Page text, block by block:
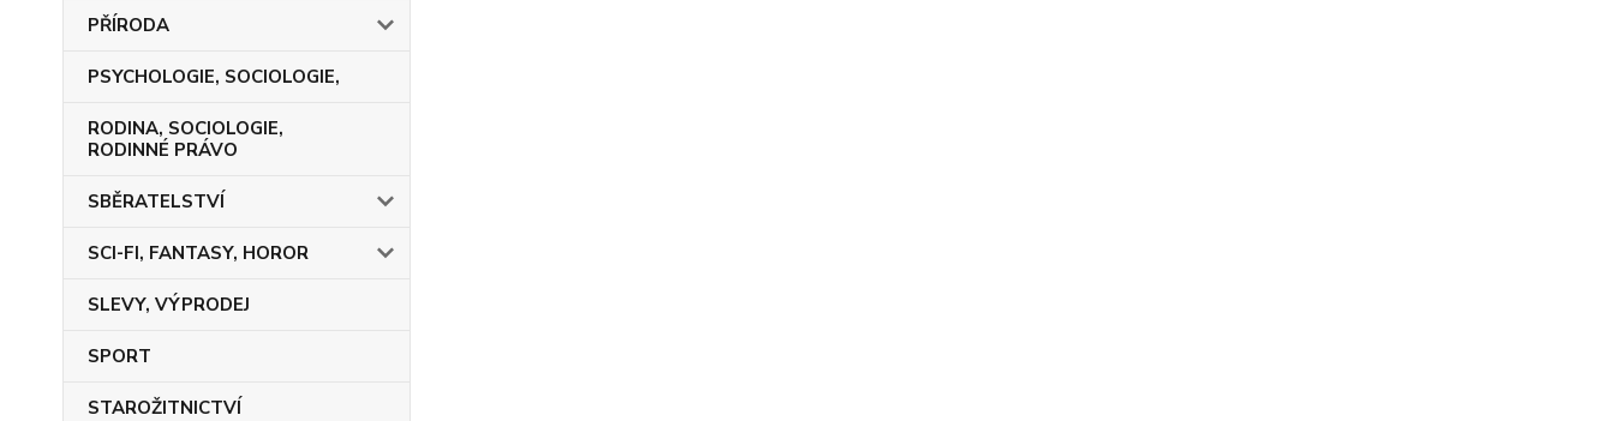
PŘÍRODA
PSYCHOLOGIE, SOCIOLOGIE,
RODINA, SOCIOLOGIE,
RODINNÉ PRÁVO
SBĚRATELSTVÍ
SCI-FI, FANTASY, HOROR
SLEVY, VÝPRODEJ
SPORT
STAROŽITNICTVÍ